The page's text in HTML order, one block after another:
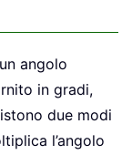
angolo
in gradi,
due modi
l’angolo